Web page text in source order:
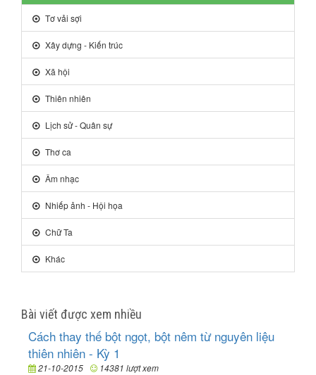
Tơ vải sợi
Xây dựng - Kiến trúc
Xã hội
Thiên nhiên
Lịch sử - Quân sự
Thơ ca
Âm nhạc
Nhiếp ảnh - Hội họa
Chữ Ta
Khác
Bài viết được xem nhiều
Cách thay thế bột ngọt, bột nêm từ nguyên liệu
thiên nhiên - Kỳ 1
21-10-2015 14381 lượt xem